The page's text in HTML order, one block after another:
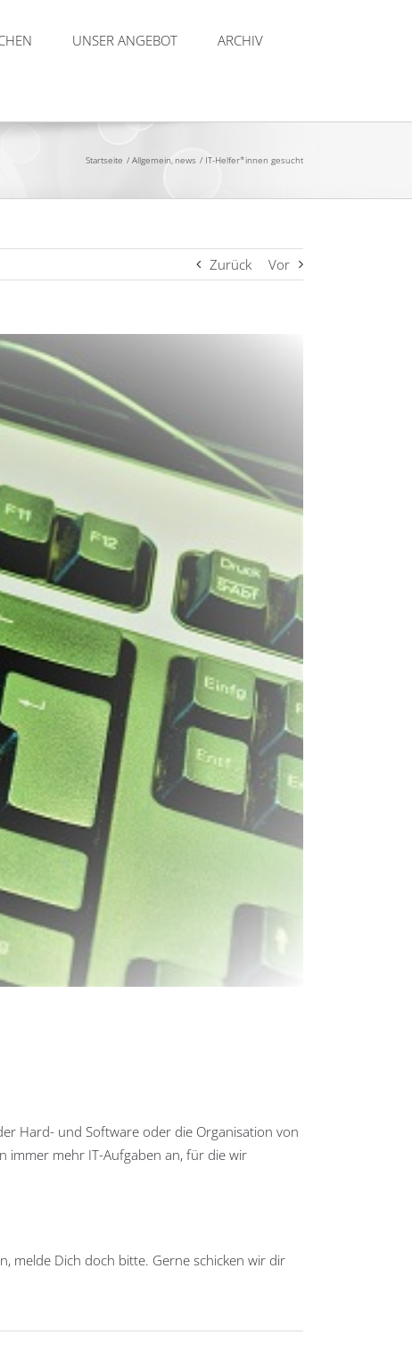
UNSER ANGEBOT ARCHIV
Startseite Allgemein news IT-Helfer*innen gesucht
Zurück Vor
Hard- und Software oder die Organisation von
immer mehr IT-Aufgaben an, für die wir
melde Dich doch bitte. Gerne schicken wir dir